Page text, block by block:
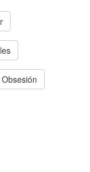
Obsesión